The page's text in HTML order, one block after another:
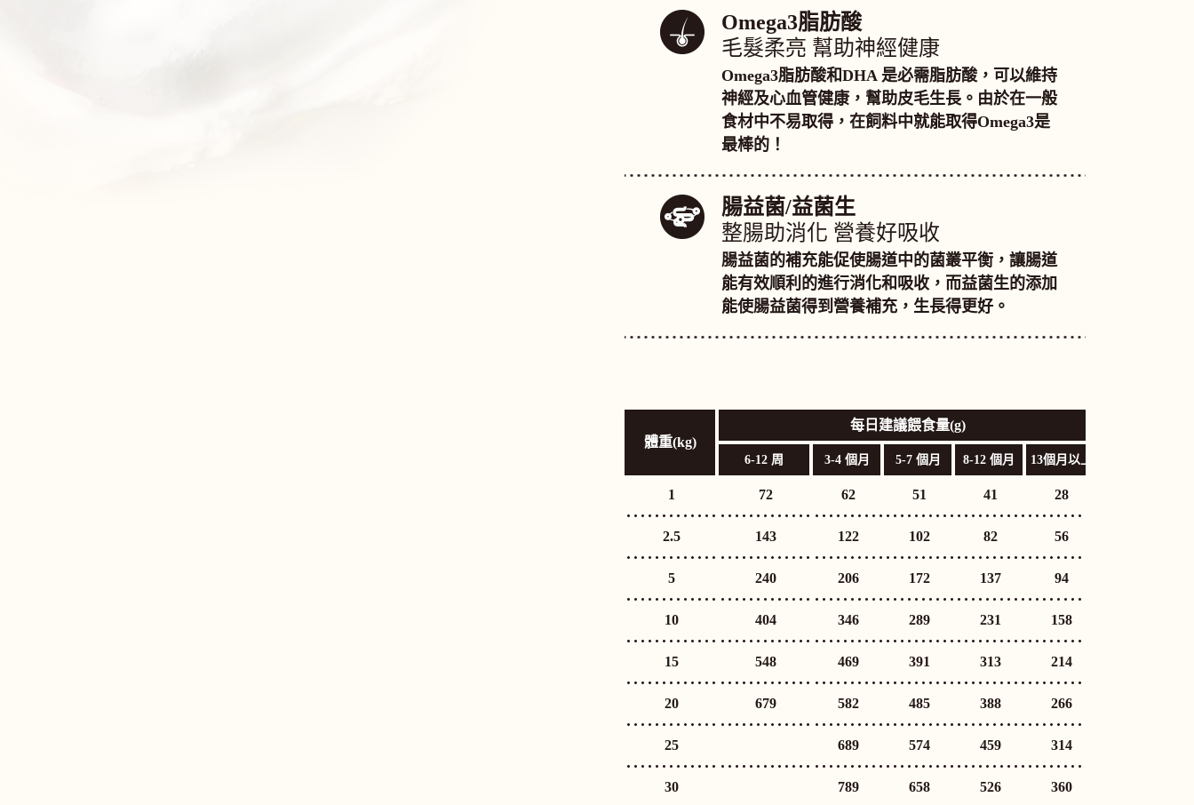
Omega3脂肪酸
毛髮柔亮 幫助神經健康
Omega3脂肪酸和DHA 是必需脂肪酸，可以維持
神經及心血管健康，幫助皮毛生長。由於在一般
食材中不易取得，在飼料中就能取得Omega3是
最棒的！
腸益菌/益菌生
整腸助消化 營養好吸收
腸益菌的補充能促使腸道中的菌叢平衡，讓腸道
能有效順利的進行消化和吸收，而益菌生的添加
能使腸益菌得到營養補充，生長得更好。
體重(kg)
1
2.5
5
10
15
20
25
30
體重(kg)
每日建議餵食量(g)
6-12 周 3-4 個月 5-7 個月 8-12 個月 13個月以上
1 72 62 51 41 28
2.5 143 122 102 82 56
5 240 206 172 137 94
10 404 346 289 231 158
15 548 469 391 313 214
20 679 582 485 388 266
25 689 574 459 314
30 789 658 526 360